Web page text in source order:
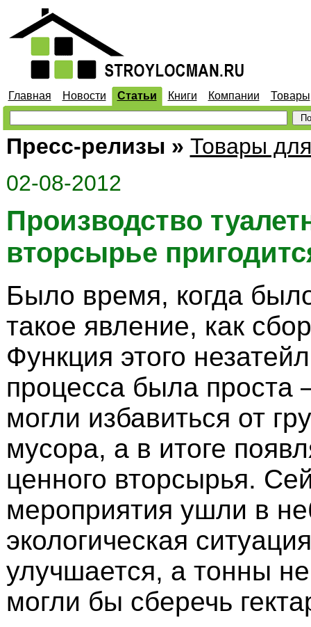
Главная Новости Статьи Книги Компании Товары
Пресс-релизы » Товары
02-08-2012
Производство
вторсырье
Было время, когда
такое явление, как
Функция этого
процесса была
могли избавиться от
мусора, а в итоге
ценного вторсырья.
мероприятия ушли в
экологическая
улучшается, а тонны
могли бы сберечь